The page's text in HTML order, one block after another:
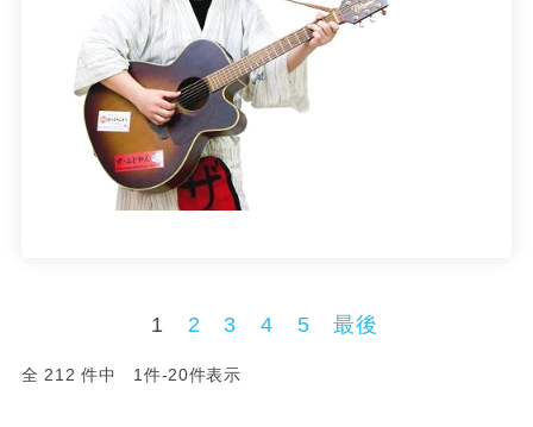
1 2 3 4 5 最後
全 212 件中 1件-20件表示